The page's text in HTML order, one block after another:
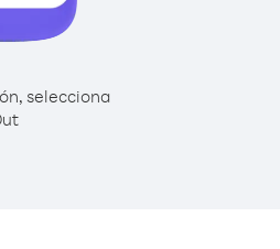
selecciona